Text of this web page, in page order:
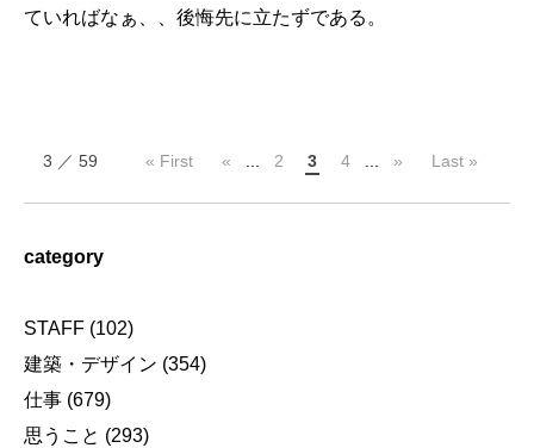
ていればなぁ、、後悔先に立たずである。
3 ／ 59 « First « ... 2 3 4 ... » Last »
category
STAFF (102)
建築・デザイン (354)
仕事 (679)
思うこと (293)